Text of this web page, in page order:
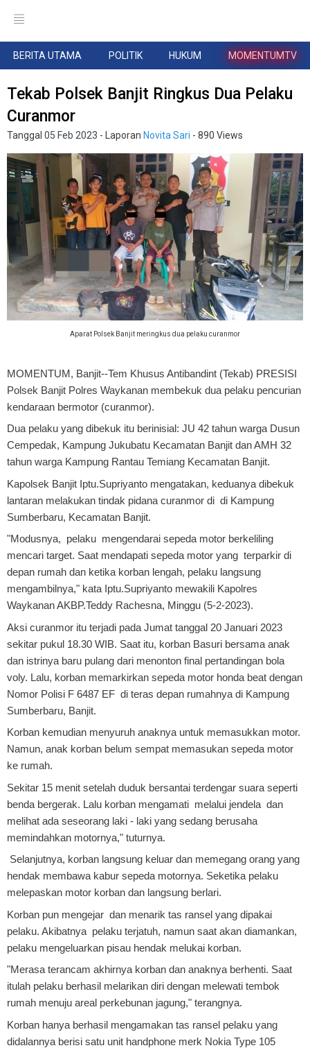
BERITA UTAMA POLITIK HUKUM MOMENTUMTV
Tekab Polsek Banjit Ringkus Dua Pelaku
Curanmor
Tanggal 05 Feb 2023 - Laporan Novita Sari - 890 Views
Aparat Polsek Banjit meringkus dua pelaku curanmor
MOMENTUM, Banjit--Tem Khusus Antibandint (Tekab) PRESISI
Polsek Banjit Polres Waykanan membekuk dua pelaku pencurian
kendaraan bermotor (curanmor).
Dua pelaku yang dibekuk itu berinisial: JU 42 tahun warga Dusun
Cempedak, Kampung Jukubatu Kecamatan Banjit dan AMH 32
tahun warga Kampung Rantau Temiang Kecamatan Banjit.
Kapolsek Banjit Iptu.Supriyanto mengatakan, keduanya dibekuk
lantaran melakukan tindak pidana curanmor di di Kampung
Sumberbaru, Kecamatan Banjit.
"Modusnya, pelaku mengendarai sepeda motor berkeliling
mencari target. Saat mendapati sepeda motor yang terparkir di
depan rumah dan ketika korban lengah, pelaku langsung
mengambilnya," kata Iptu.Supriyanto mewakili Kapolres
Waykanan AKBP.Teddy Rachesna, Minggu (5-2-2023).
Aksi curanmor itu terjadi pada Jumat tanggal 20 Januari 2023
sekitar pukul 18.30 WIB. Saat itu, korban Basuri bersama anak
dan istrinya baru pulang dari menonton final pertandingan bola
voly. Lalu, korban memarkirkan sepeda motor honda beat dengan
Nomor Polisi F 6487 EF di teras depan rumahnya di Kampung
Sumberbaru, Banjit.
Korban kemudian menyuruh anaknya untuk memasukkan motor.
Namun, anak korban belum sempat memasukan sepeda motor
ke rumah.
Sekitar 15 menit setelah duduk bersantai terdengar suara seperti
benda bergerak. Lalu korban mengamati melalui jendela dan
melihat ada seseorang laki - laki yang sedang berusaha
memindahkan motornya," tuturnya.
Selanjutnya, korban langsung keluar dan memegang orang yang
hendak membawa kabur sepeda motornya. Seketika pelaku
melepaskan motor korban dan langsung berlari.
Korban pun mengejar dan menarik tas ransel yang dipakai
pelaku. Akibatnya pelaku terjatuh, namun saat akan diamankan,
pelaku mengeluarkan pisau hendak melukai korban.
"Merasa terancam akhirnya korban dan anaknya berhenti. Saat
itulah pelaku berhasil melarikan diri dengan melewati tembok
rumah menuju areal perkebunan jagung," terangnya.
Korban hanya berhasil mengamakan tas ransel pelaku yang
didalannya berisi satu unit handphone merk Nokia Type 105